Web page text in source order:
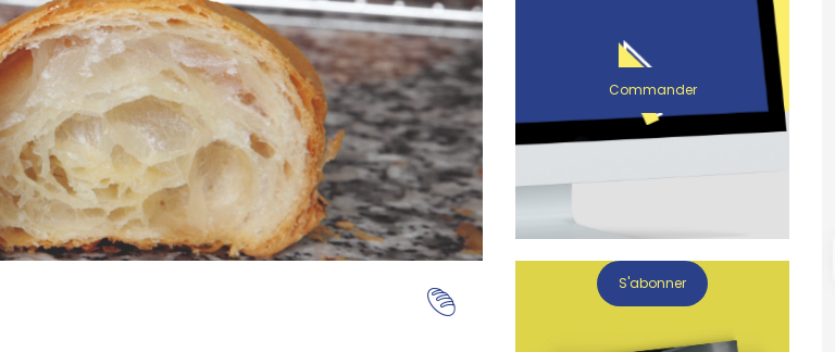
Commander
S'abonner